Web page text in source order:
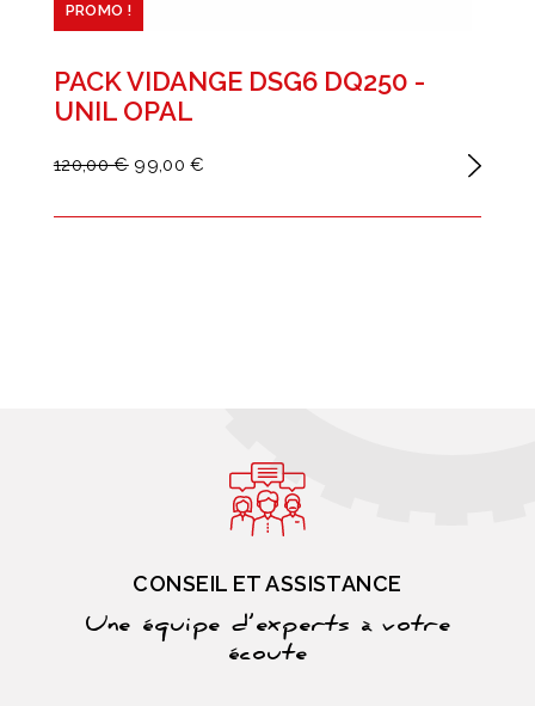
PROMO !
PACK VIDANGE DSG6 DQ250 -
UNIL OPAL
120,00 € 99,00 €
CONSEIL ET ASSISTANCE
Une équipe d’experts à votre
écoute